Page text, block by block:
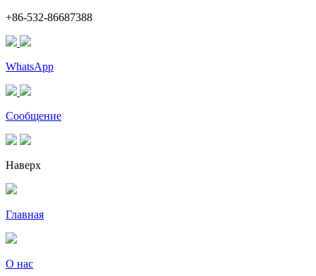
+86-532-86687388
WhatsApp
Сообщение
Наверх
Главная
О нас